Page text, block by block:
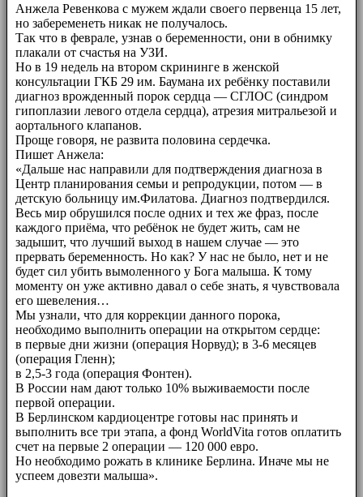
Анжела Ревенкова с мужем ждали своего первенца 15 лет,
но забеременеть никак не получалось.
Так что в феврале, узнав о беременности, они в обнимку
плакали от счастья на УЗИ.
Но в 19 недель на втором скрининге в женской
консультации ГКБ 29 им. Баумана их ребёнку поставили
диагноз врожденный порок сердца — СГЛОС (синдром
гипоплазии левого отдела сердца), атрезия митральезой и
аортального клапанов.
Проще говоря, не развита половина сердечка.
Пишет Анжела:
«Дальше нас направили для подтверждения диагноза в
Центр планирования семьи и репродукции, потом — в
детскую больницу им.Филатова. Диагноз подтвердился.
Весь мир обрушился после одних и тех же фраз, после
каждого приёма, что ребёнок не будет жить, сам не
задышит, что лучший выход в нашем случае — это
прервать беременность. Но как? У нас не было, нет и не
будет сил убить вымоленного у Бога малыша. К тому
моменту он уже активно давал о себе знать, я чувствовала
его шевеления…
Мы узнали, что для коррекции данного порока,
необходимо выполнить операции на открытом сердце:
в первые дни жизни (операция Норвуд); в 3-6 месяцев
(операция Гленн);
в 2,5-3 года (операция Фонтен).
В России нам дают только 10% выживаемости после
первой операции.
В Берлинском кардиоцентре готовы нас принять и
выполнить все три этапа, а фонд WorldVita готов оплатить
счет на первые 2 операции — 120 000 евро.
Но необходимо рожать в клинике Берлина. Иначе мы не
успеем довезти малыша».